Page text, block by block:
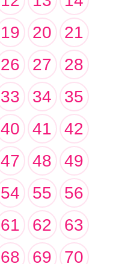
19 20
21
26 27
28
33 34
35
40 41
42
47 48
49
54 55
56
61 62
63
68 69
70